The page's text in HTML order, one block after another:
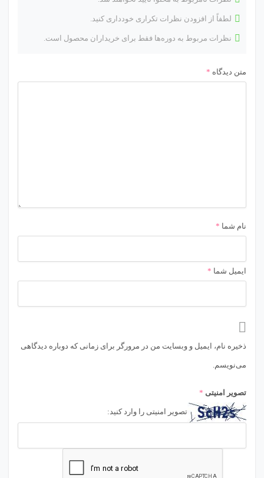
لطفاً از افزودن نظرات تکراری خودداری کنید.
نظرات مربوط به دوره‌ها فقط برای خریداران محصول است.
متن دیدگاه *
نام شما *
ایمیل شما *
ذخیره نام، ایمیل و وبسایت من در مرورگر برای زمانی که دوباره دیدگاهی
می‌نویسم.
تصویر امنیتی *
تصویر امنیتی را وارد کنید: